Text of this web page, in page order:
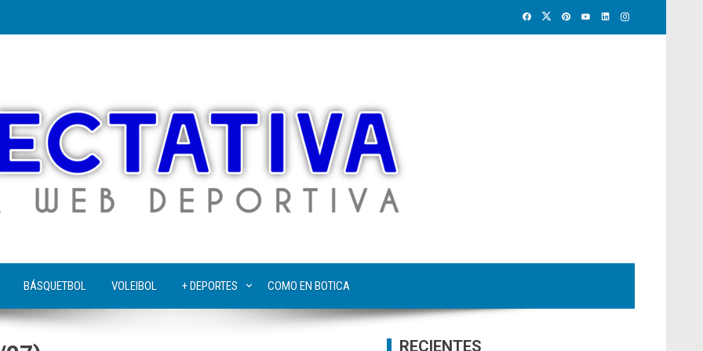
BÁSQUETBOL VOLEIBOL + DEPORTES COMO EN BOTICA
RECIENTES